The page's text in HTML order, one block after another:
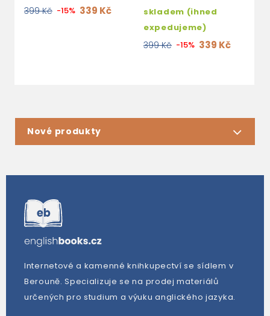
399 Kč -15% 339 Kč
skladem (ihned
expedujeme)
399 Kč -15% 339 Kč
Nové produkty
Internetové a kamenné knihkupectví se sídlem v
Berouně. Specializuje se na prodej materiálů
určených pro studium a výuku anglického jazyka.